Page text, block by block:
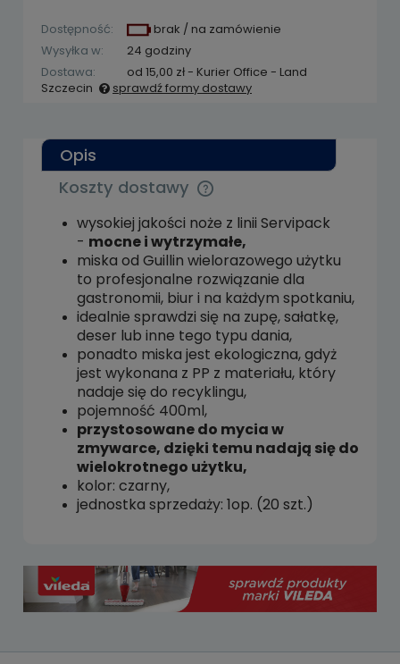
Dostępność:
brak / na zamówienie
Wysyłka w:
24 godziny
Dostawa:
od 15,00 zł- Kurier Office - Land
Szczecin
sprawdź formy dostawy
Opis
Koszty dostawy
Cena nie zawiera ewentualnych kosztów
płatności
wysokiej jakości noże z linii Servipack
- mocne i wytrzymałe,
miska od Guillin wielorazowego użytku
to profesjonalne rozwiązanie dla
gastronomii, biur i na każdym spotkaniu,
idealnie sprawdzi się na zupę, sałatkę,
deser lub inne tego typu dania,
ponadto miska jest ekologiczna, gdyż
jest wykonana z PP z materiału, który
nadaje się do recyklingu,
pojemność 400ml,
przystosowane do mycia w
zmywarce, dzięki temu nadają się do
wielokrotnego użytku,
kolor: czarny,
jednostka sprzedaży: 1op. (20 szt.)